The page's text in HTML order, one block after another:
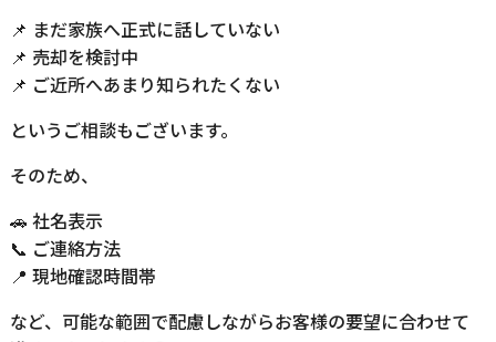
📌 まだ家族へ正式に話していない
📌 売却を検討中
📌 ご近所へあまり知られたくない
というご相談もございます。
そのため、
🚗 社名表示
📞 ご連絡方法
📍 現地確認時間帯
など、可能な範囲で配慮しながらお客様の要望に合わせて